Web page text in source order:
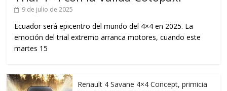
9 de julio de 2025
Ecuador será epicentro del mundo del 4×4 en 2025. La
emoción del trial extremo arranca motores, cuando este
martes 15
Renault 4 Savane 4×4 Concept, primicia